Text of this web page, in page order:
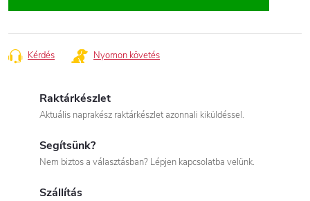
Kérdés Nyomon követés
Raktárkészlet
Aktuális naprakész raktárkészlet azonnali kiküldéssel.
Segítsünk?
Nem biztos a választásban? Lépjen kapcsolatba velünk.
Szállítás